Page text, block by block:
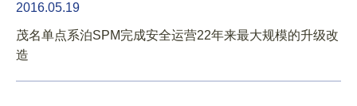
2016.05.19
茂名单点系泊SPM完成安全运营22年来最大规模的升级改
造